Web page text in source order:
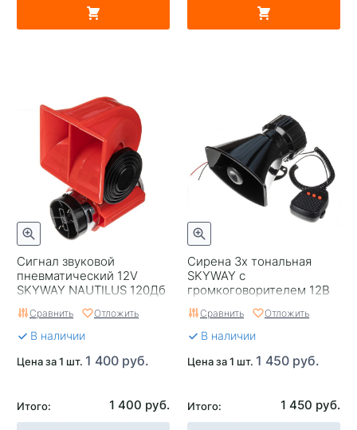
Сигнал звуковой
пневматический 12V
SKYWAY NAUTILUS 120Дб
15А 067
Сравнить Отложить
В наличии
Цена за 1 шт. 1 400 руб.
Итого: 1 400 руб.
Сирена 3х тональная
SKYWAY с
громкоговорителем 12В
Сравнить Отложить
В наличии
Цена за 1 шт. 1 450 руб.
Итого: 1 450 руб.